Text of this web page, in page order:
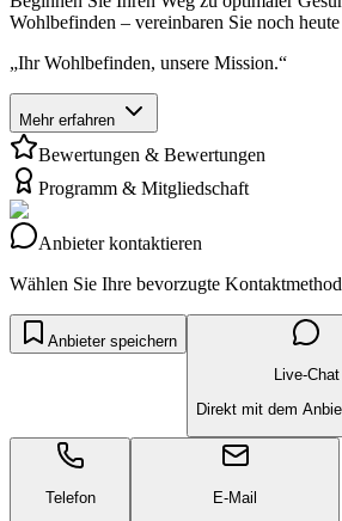
Wohlbefinden – vereinbaren Sie noch
„Ihr Wohlbefinden, unsere Mission.“
Mehr erfahren
Bewertungen & Bewertungen
Programm & Mitgliedschaft
Anbieter kontaktieren
Wählen Sie Ihre bevorzugte
Anbieter speichern
Live-Chat
Direkt mit dem
Telefon
E-Mail